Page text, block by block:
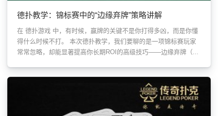
德扑教学：锦标赛中的“边缘弃牌”策略讲解
在 德扑游戏 中，有时候，赢牌的关键不是你打得多凶，而是你懂
得什么时候不打。 本次德扑教学，我们要聊的是一项锦标赛玩家
常常忽略，却能显著提高你长期ROI的高级技巧——边缘弃牌（...